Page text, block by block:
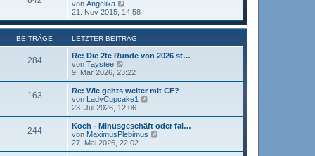
e
i
t
a
t
r
B
e
i
t
r
a
von Angelika
e
u
e
s
t
e
B
t
r
a
21. Nov 2015, 14:58
BEITRÄGE LETZTER BEITRAG
284
Re: Die 2te Runde von 2026 st…
von Taystee
e
u
e
s
t
B
e
i
9. Mär 2026, 23:22
163
Re: Wie gehts weiter mit CF?
von LadyCupcake1
u
e
s
23. Jul 2026, 12:06
244
Koch - Minusgeschäft oder fal…
von MaximusPlebimus
u
27. Mai 2026, 22:02